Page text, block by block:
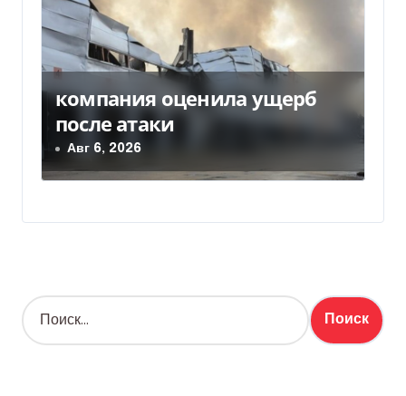
компания оценила ущерб
после атаки
Авг 6, 2026
Н
а